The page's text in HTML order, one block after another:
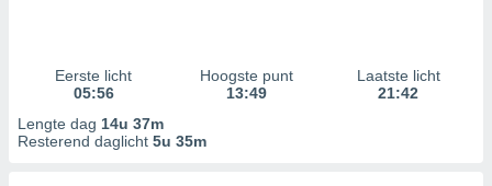
Eerste licht
05:56
Hoogste punt
13:49
Laatste licht
21:42
Lengte dag 14u 37m
Resterend daglicht 5u 35m